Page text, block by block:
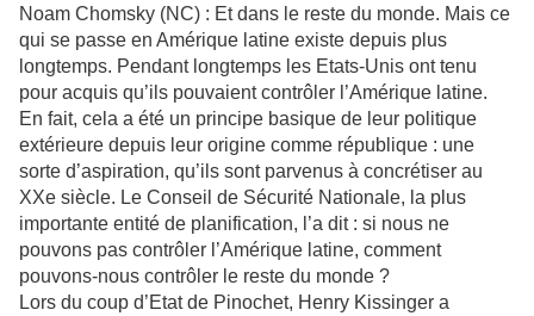
Noam Chomsky (NC) : Et dans le reste du monde. Mais ce
qui se passe en Amérique latine existe depuis plus
longtemps. Pendant longtemps les Etats-Unis ont tenu
pour acquis qu’ils pouvaient contrôler l’Amérique latine.
En fait, cela a été un principe basique de leur politique
extérieure depuis leur origine comme république : une
sorte d’aspiration, qu’ils sont parvenus à concrétiser au
XXe siècle. Le Conseil de Sécurité Nationale, la plus
importante entité de planification, l’a dit : si nous ne
pouvons pas contrôler l’Amérique latine, comment
pouvons-nous contrôler le reste du monde ?
Lors du coup d’Etat de Pinochet, Henry Kissinger a